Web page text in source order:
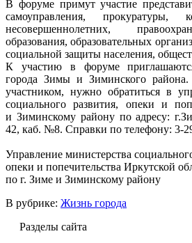
В форуме примут участие
самоуправления,
несовершеннолетних,
образования, образовательных
социальной защиты населения,
К участию в форуме
города Зимы и Зиминского
участником, нужно обратиться в
социального развития, опеки и
и Зиминскому району по адресу:
42, каб. №8. Справки по телефону: 3-
Управление министерства
опеки и попечительства Иркутской
по г. Зиме и Зиминскому району
В рубрике: Жизнь города
Разделы сайта